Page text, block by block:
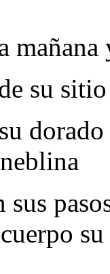
mañana
su sitio